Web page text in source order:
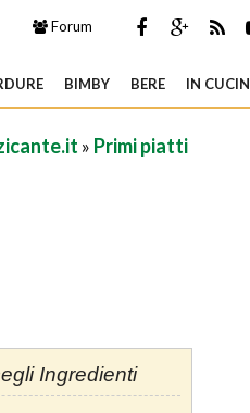
Forum
BIMBY BERE IN
» Primi piatti
Ingredienti